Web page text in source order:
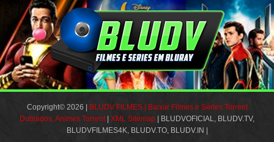
Copyright© 2026 |
BLUDV FILMES | Baixar Filmes e Séries Torrent
Dublados, Animes Torrent| XML Sitemap | BLUDVOFICIAL, BLUDV.TV,
BLUDVFILMES4K, BLUDV.TO, BLUDV.IN |